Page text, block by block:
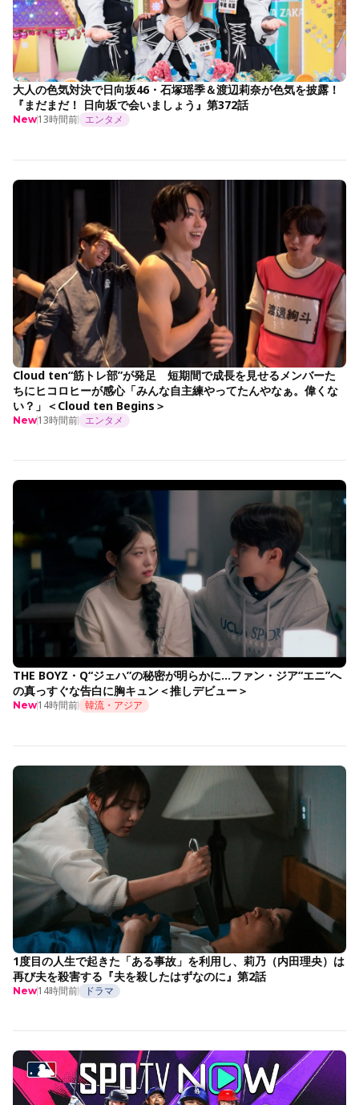
大人の色気対決で日向坂46・石塚瑶季＆渡辺莉奈が色気を披露！
『まだまだ！ 日向坂で会いましょう』第372話
New13時間前 エンタメ
Cloud ten“筋トレ部”が発足 短期間で成長を見せるメンバーた
ちにヒコロヒーが感心「みんな自主練やってたんやなぁ。偉くな
い？」＜Cloud ten Begins＞
New13時間前 エンタメ
THE BOYZ・Q“ジェハ”の秘密が明らかに…ファン・ジア“エニ”へ
の真っすぐな告白に胸キュン＜推しデビュー＞
New14時間前 韓流・アジア
1度目の人生で起きた「ある事故」を利用し、莉乃（内田理央）は
再び夫を殺害する『夫を殺したはずなのに』第2話
New14時間前 ドラマ